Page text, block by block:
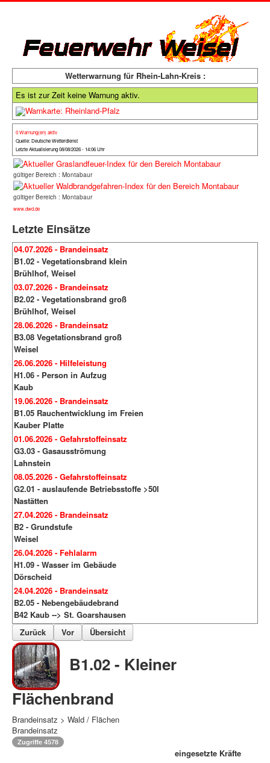
Wetterwarnung für Rhein-Lahn-Kreis :
Es ist zur Zeit keine Warnung aktiv.
0 Warnung(en) aktiv
Quelle: Deutsche Wetterdienst
Letzte Aktualisierung 08/08/2026 - 14:06 Uhr
gültiger Bereich : Montabaur
gültiger Bereich : Montabaur
www.dwd.de
Letzte Einsätze
04.07.2026 - Brandeinsatz
B1.02 - Vegetationsbrand klein
Brühlhof, Weisel
03.07.2026 - Brandeinsatz
B2.02 - Vegetationsbrand groß
Brühlhof, Weisel
28.06.2026 - Brandeinsatz
B3.08 Vegetationsbrand groß
Weisel
26.06.2026 - Hilfeleistung
H1.06 - Person in Aufzug
Kaub
19.06.2026 - Brandeinsatz
B1.05 Rauchentwicklung im Freien
Kauber Platte
01.06.2026 - Gefahrstoffeinsatz
G3.03 - Gasausströmung
Lahnstein
08.05.2026 - Gefahrstoffeinsatz
G2.01 - auslaufende Betriebsstoffe >50l
Nastätten
27.04.2026 - Brandeinsatz
B2 - Grundstufe
Weisel
26.04.2026 - Fehlalarm
H1.09 - Wasser im Gebäude
Dörscheid
24.04.2026 - Brandeinsatz
B2.05 - Nebengebäudebrand
B42 Kaub --> St. Goarshausen
Zurück
Vor Übersicht
B1.02 - Kleiner
Flächenbrand
Brandeinsatz > Wald / Flächen
Brandeinsatz
Zugriffe 4578
eingesetzte Kräfte